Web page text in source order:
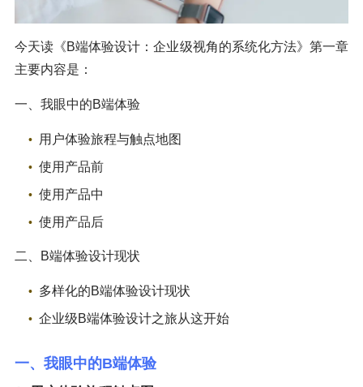
今天读《B端体验设计：企业级视角的系统化方法》第一章
主要内容是：
一、我眼中的B端体验
用户体验旅程与触点地图
使用产品前
使用产品中
使用产品后
二、B端体验设计现状
多样化的B端体验设计现状
企业级B端体验设计之旅从这开始
一、我眼中的B端体验